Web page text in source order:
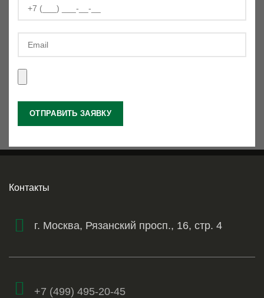
Контакты
г. Москва, Рязанский просп., 16, стр. 4
+7 (499) 495-20-45